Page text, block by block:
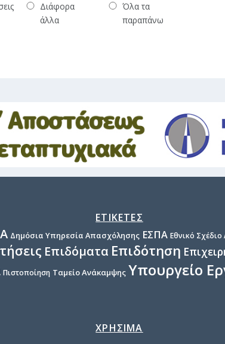
Διάφορα
άλλα
Όλα τα
παραπάνω
ΕΤΙΚΕΤΕΣ
Δημόσια Υπηρεσία Απασχόλησης ΕΣΠΑ Εθνικό Σχέδιο
Επιδόματα Επιδότηση
Πιστοποίηση Ταμείο Ανάκαμψης Υπουργείο
ΧΡΗΣΙΜΑ